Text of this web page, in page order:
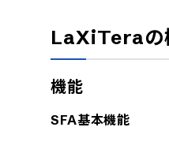
シングルサインオン
ISO/IEC 27017（
対応言語
中国語
LaXiTeraの
機能
SFA基本機能